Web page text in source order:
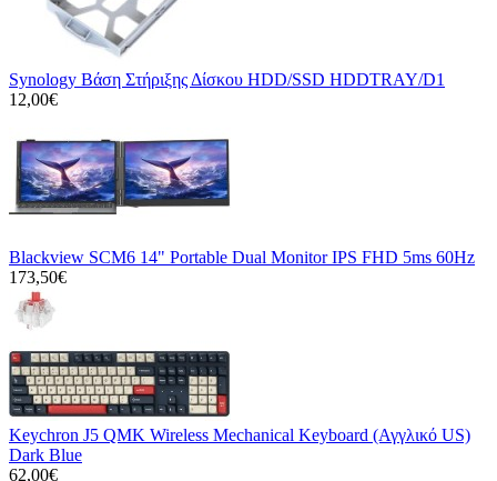
Synology Βάση Στήριξης Δίσκου HDD/SSD HDDTRAY/D1
12,00€
Blackview SCM6 14" Portable Dual Monitor IPS FHD 5ms 60Hz
173,50€
Keychron J5 QMK Wireless Mechanical Keyboard (Αγγλικό US)
Dark Blue
62,00€